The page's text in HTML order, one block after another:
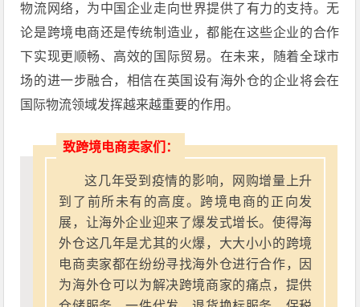
物流网络，为中国企业走向世界提供了有力的支持。无
论是跨境电商还是传统制造业，都能在这些企业的合作
下实现更顺畅、高效的国际贸易。在未来，随着全球市
场的进一步融合，相信在英国设有海外仓的企业将会在
国际物流领域发挥越来越重要的作用。
致跨境电商卖家们：
这几年受到疫情的影响，网购增量上升
到了前所未有的高度。跨境电商的正向发
展，让海外企业迎来了爆发式增长。使得海
外仓这几年是尤其的火爆，大大小小的跨境
电商卖家都在纷纷寻找海外仓进行合作，因
为海外仓可以为解决跨境商家的痛点，提供